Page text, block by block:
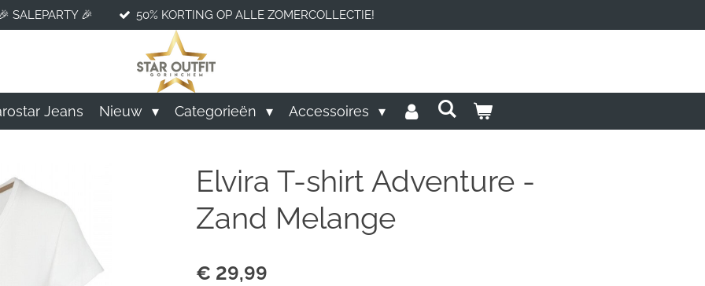
SALEPARTY 🎉 50% KORTING OP ALLE ZOMERCOLLECTIE!
Jeans Nieuw Categorieën Accessoires
Elvira T-shirt Adventure -
Zand Melange
€ 29,99